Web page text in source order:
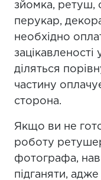
зйомка, ретуш,
перукар,
необхідно
зацікавленості
діляться
частину
сторона.
Якщо ви не
роботу
фотографа,
підганяти,